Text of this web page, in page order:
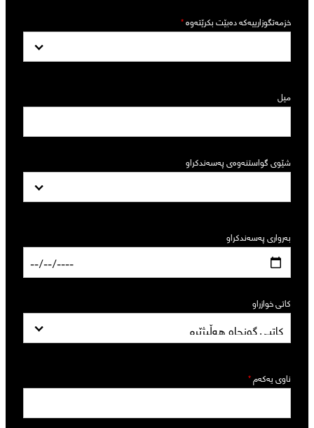
خزمەتگوزارییەکە دەبێت بکرێتەوە*
میل
شێوی گواستنەوەی پەسەندکراو
بەرواری پەسەندکراو
کاتی خوازراو
ناوی یەکەم*